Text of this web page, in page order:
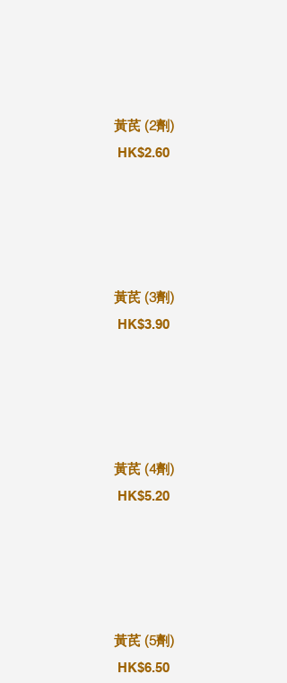
黃芪 (2劑)
HK$2.60
黃芪 (3劑)
HK$3.90
黃芪 (4劑)
HK$5.20
黃芪 (5劑)
HK$6.50